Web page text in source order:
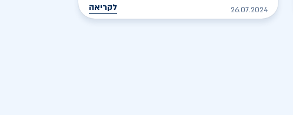
26.07.2024 לקריאה